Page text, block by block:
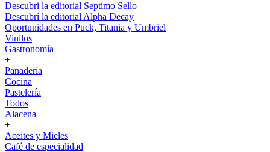
Descubri la editorial Septimo Sello
Descubrí la editorial Alpha Decay
Oportunidades en Puck, Titania y Umbriel
Vinilos
Gastronomía
+
Panadería
Cocina
Pastelería
Todos
Alacena
+
Aceites y Mieles
Café de especialidad